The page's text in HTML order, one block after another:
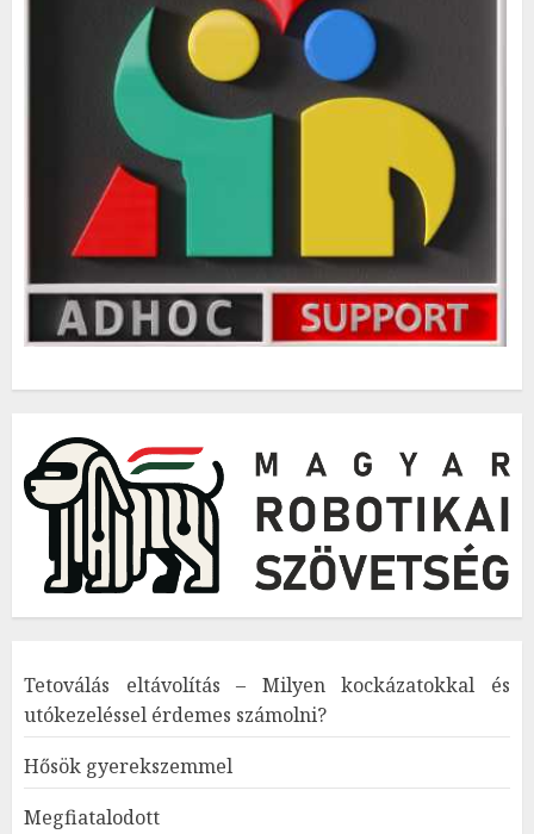
Tetoválás eltávolítás – Milyen kockázatokkal és
utókezeléssel érdemes számolni?
Hősök gyerekszemmel
Megfiatalodott